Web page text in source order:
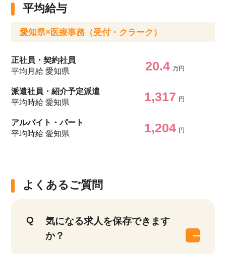
平均給与
愛知県×医療事務（受付・クラーク）
正社員・契約社員
平均月給 愛知県
20.4 万円
派遣社員・紹介予定派遣
平均時給 愛知県
1,317 円
アルバイト・パート
平均時給 愛知県
1,204 円
よくあるご質問
気になる求人を保存できます
か？
該当件数